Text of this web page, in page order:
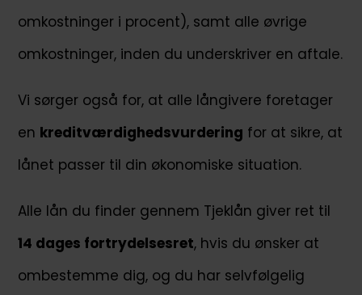
omkostninger i procent), samt alle øvrige
omkostninger, inden du underskriver en aftale.
Vi sørger også for, at alle långivere foretager
en kreditværdighedsvurdering for at sikre, at
lånet passer til din økonomiske situation.
Alle lån du finder gennem Tjeklån giver ret til
14 dages fortrydelsesret, hvis du ønsker at
ombestemme dig, og du har selvfølgelig